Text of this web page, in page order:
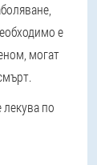
е
могат
по